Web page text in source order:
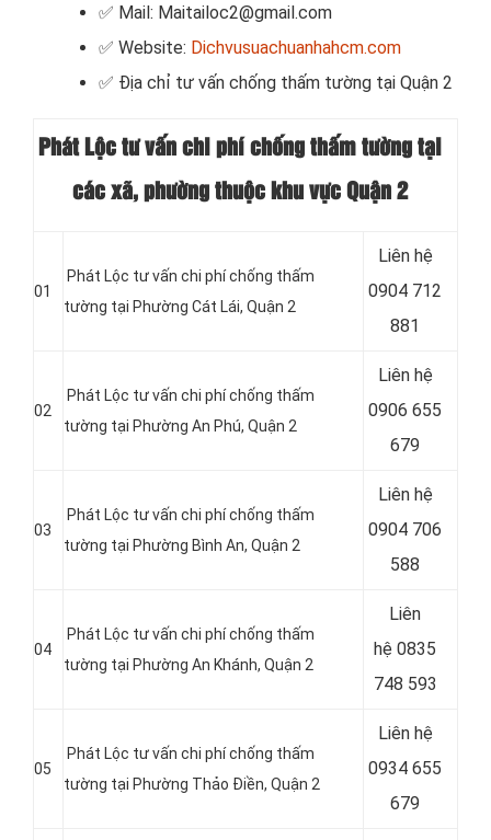
✅ Mail: Maitailoc2@gmail.com
✅ Website: Dichvusuachuanhahcm.com
✅ Địa chỉ tư vấn chống thấm tường tại Quận 2
Phát Lộc tư vấn chi phí chống thấm tường tại
các xã, phường thuộc khu vực Quận 2
01
Phát Lộc tư vấn chi phí chống thấm
tường tại Phường Cát Lái, Quận 2
Liên hệ
0904 712
881
02
Phát Lộc tư vấn chi phí chống thấm
tường tại Phường An Phú, Quận 2
Liên hệ
0906 655
679
03
Phát Lộc tư vấn chi phí chống thấm
tường tại Phường Bình An, Quận 2
Liên hệ
0904 706
588
04
Phát Lộc tư vấn chi phí chống thấm
tường tại Phường An Khánh, Quận 2
Liên
hệ 0835
748 593
05
Phát Lộc tư vấn chi phí chống thấm
tường tại Phường Thảo Điền, Quận 2
Liên hệ
0934 655
679